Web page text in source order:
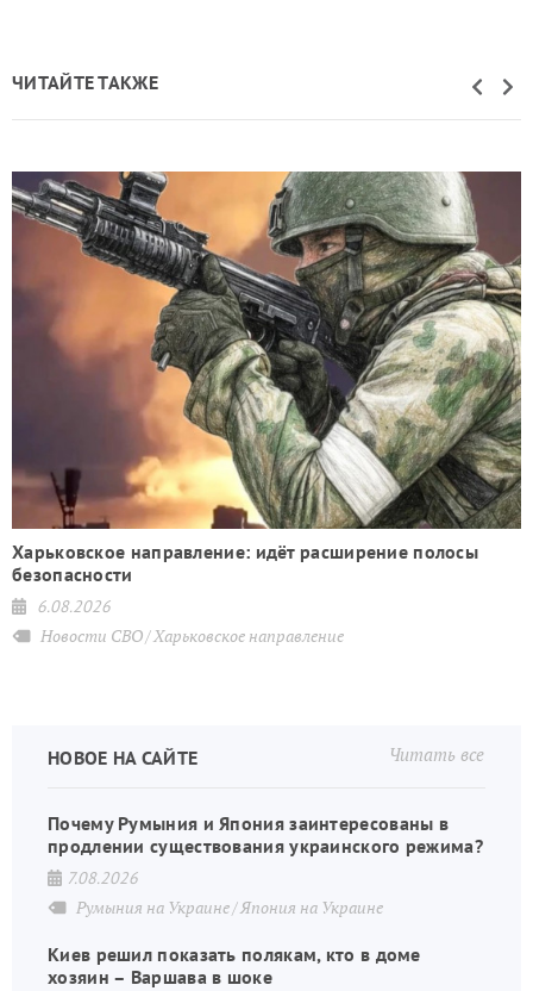
ЧИТАЙТЕ ТАКЖЕ
Харьковское направление: идёт расширение полосы
безопасности
6.08.2026
Новости СВО Харьковское направление
Читать все
НОВОЕ НА САЙТЕ
Почему Румыния и Япония заинтересованы в
продлении существования украинского режима?
7.08.2026
Румыния на Украине Япония на Украине
Киев решил показать полякам, кто в доме
хозяин – Варшава в шоке